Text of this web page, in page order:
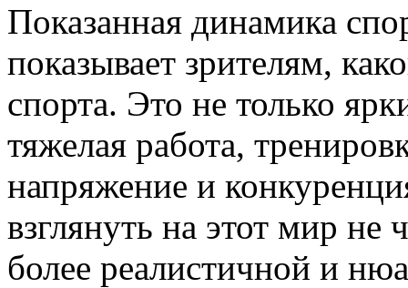
Показанная динамика
показывает зрителям,
спорта. Это не только
тяжелая работа,
напряжение и
взглянуть на этот мир не
более реалистичной и